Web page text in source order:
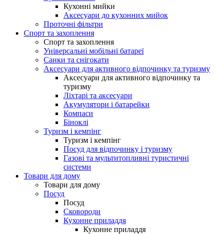
Кухонні мийки
Аксесуари до кухонних мийок
Проточні фільтри
Спорт та захоплення
Спорт та захоплення
Універсальні мобільні батареї
Санки та снігокати
Аксесуари для активного відпочинку та туризму
Аксесуари для активного відпочинку та
туризму
Ліхтарі та аксесуари
Акумулятори і батарейки
Компаси
Біноклі
Туризм і кемпінг
Туризм і кемпінг
Посуд для відпочинку і туризму
Газові та мультитопливні туристичні
системи
Товари для дому
Товари для дому
Посуд
Посуд
Сковороди
Кухонне приладдя
Кухонне приладдя